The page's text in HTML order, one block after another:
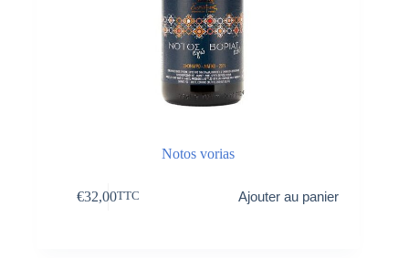
Notos vorias
€32,00TTC Ajouter au panier